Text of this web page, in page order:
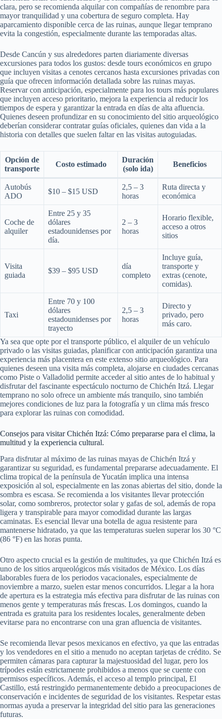
clara, pero se recomienda alquilar con compañías de renombre para
mayor tranquilidad y una cobertura de seguro completa. Hay
aparcamiento disponible cerca de las ruinas, aunque llegar temprano
evita la congestión, especialmente durante las temporadas altas.
Desde Cancún y sus alrededores parten diariamente diversas
excursiones para todos los gustos: desde tours económicos en grupo
que incluyen visitas a cenotes cercanos hasta excursiones privadas con
guía que ofrecen información detallada sobre las ruinas mayas.
Reservar con anticipación, especialmente para los tours más populares
que incluyen acceso prioritario, mejora la experiencia al reducir los
tiempos de espera y garantizar la entrada en días de alta afluencia.
Quienes deseen profundizar en su conocimiento del sitio arqueológico
deberían considerar contratar guías oficiales, quienes dan vida a la
historia con detalles que suelen faltar en las visitas autoguiadas.
Opción de
transporte
Costo estimado
Duración
(solo ida)
Beneficios
Autobús
ADO
$10 – $15 USD
2,5 – 3
horas
Ruta directa y
económica
Coche de
alquiler
Entre 25 y 35
dólares
estadounidenses por
día.
2 – 3
horas
Horario flexible,
acceso a otros
sitios
Visita
guiada
$39 – $95 USD
día
completo
Incluye guía,
transporte y
extras (cenote,
comidas).
Taxi
Entre 70 y 100
dólares
estadounidenses por
trayecto
2,5 – 3
horas
Directo y
privado, pero
más caro.
Ya sea que opte por el transporte público, el alquiler de un vehículo
privado o las visitas guiadas, planificar con anticipación garantiza una
experiencia más placentera en este extenso sitio arqueológico. Para
quienes deseen una visita más completa, alojarse en ciudades cercanas
como Piste o Valladolid permite acceder al sitio antes de lo habitual y
disfrutar del fascinante espectáculo nocturno de Chichén Itzá. Llegar
temprano no solo ofrece un ambiente más tranquilo, sino también
mejores condiciones de luz para la fotografía y un clima más fresco
para explorar las ruinas con comodidad.
Consejos para visitar Chichén Itzá: Cómo prepararse para el clima, la
multitud y la experiencia cultural.
Para disfrutar al máximo de las ruinas mayas de Chichén Itzá y
garantizar su seguridad, es fundamental prepararse adecuadamente. El
clima tropical de la península de Yucatán implica una intensa
exposición al sol, especialmente en las zonas abiertas del sitio, donde la
sombra es escasa. Se recomienda a los visitantes llevar protección
solar, como sombreros, protector solar y gafas de sol, además de ropa
ligera y transpirable para mayor comodidad durante las largas
caminatas. Es esencial llevar una botella de agua resistente para
mantenerse hidratado, ya que las temperaturas suelen superar los 30 °C
(86 °F) en las horas punta.
Otro aspecto crucial es la gestión de multitudes, ya que Chichén Itzá es
uno de los sitios arqueológicos más visitados de México. Los días
laborables fuera de los periodos vacacionales, especialmente de
noviembre a marzo, suelen estar menos concurridos. Llegar a la hora
de apertura es la estrategia más efectiva para disfrutar de las ruinas con
menos gente y temperaturas más frescas. Los domingos, cuando la
entrada es gratuita para los residentes locales, generalmente deben
evitarse para no encontrarse con una gran afluencia de visitantes.
Se recomienda llevar pesos mexicanos en efectivo, ya que las entradas
y los vendedores en el sitio a menudo no aceptan tarjetas de crédito. Se
permiten cámaras para capturar la majestuosidad del lugar, pero los
trípodes están estrictamente prohibidos a menos que se cuente con
permisos específicos. Además, el acceso al templo principal, El
Castillo, está restringido permanentemente debido a preocupaciones de
conservación e incidentes de seguridad de los visitantes. Respetar estas
normas ayuda a preservar la integridad del sitio para las generaciones
futuras.